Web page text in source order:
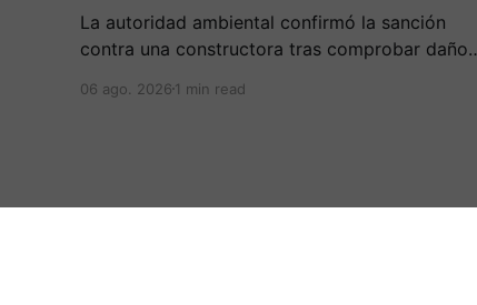
La autoridad ambiental confirmó la sanción
contra una constructora tras comprobar daños
protección y la tala no autorizada de un árbol.
06 ago. 2026 1 min read